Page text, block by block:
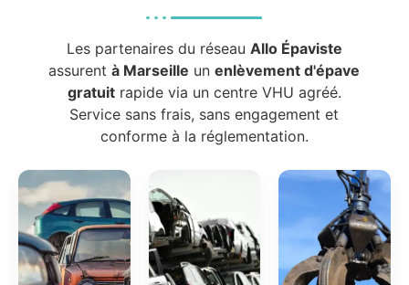
Les partenaires du réseau Allo Épaviste
assurentà Marseille unenlèvement d'épave
gratuitrapide via un centre VHU agréé.
Service sans frais, sans engagement et
conforme à la réglementation.